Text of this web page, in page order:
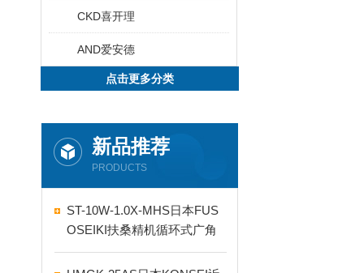
CKD喜开理
AND爱安德
点击更多分类
新品推荐
PRODUCTS
ST-10W-1.0X-MHS日本FUS
OSEIKI扶桑精机循环式广角
自动喷嘴